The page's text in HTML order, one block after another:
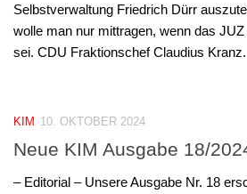
Selbstverwaltung Friedrich Dürr
wolle man nur mittragen, wenn das
sei. CDU Fraktionschef Claudius
KIM 10. OKTOBER 2024
Neue KIM Ausgabe 18/
– Editorial – Unsere Ausgabe Nr. 18